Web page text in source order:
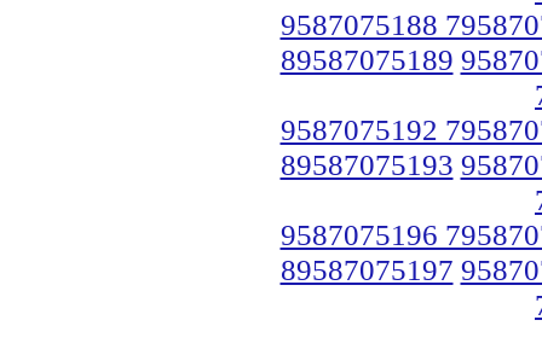
9587075188
89587075189
9587075192
89587075193
9587075196
89587075197